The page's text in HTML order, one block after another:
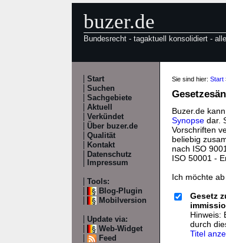
buzer.de
Bundesrecht - tagaktuell konsolidiert -
Start
Suchen
Sachgebiete
Aktuell
Verkündet
Über buzer.de
Qualität
Kontakt
Datenschutz
Impressum
Tools:
Blog-Plugin
Mobilversion
Update via:
Web-Widget
Feed
Sie sind hier: Start
Buzer.de
Synopse dar.
Vorschriften
beliebig
nach ISO
ISO 50001 -
Ich möchte
Gesetz
Hinweis:
durch
Titel